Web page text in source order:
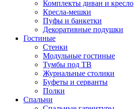
Комплекты диван и кресло
Кресла-мешки
Пуфы и банкетки
Декоративные подушки
Гостиные
Стенки
Модульные гостиные
Тумбы под ТВ
Журнальные столики
Буфеты и серванты
Полки
Спальни